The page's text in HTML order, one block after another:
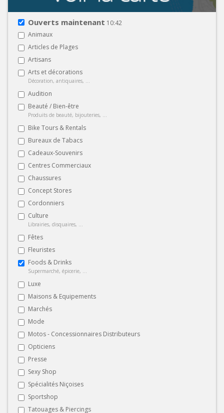
Ouverts maintenant 10:42
Animaux
Articles de Plages
Artisans
Arts et décorations
Décoration, antiquaires, ...
Audition
Beauté / Bien-être
Produits de beauté, bijouteries, ...
Bike Tours & Rentals
Bureaux de Tabacs
Cadeaux-Souvenirs
Centres Commerciaux
Chaussures
Concept Stores
Cordonniers
Culture
Librairies, disquaires, ...
Fêtes
Fleuristes
Foods & Drinks
Supermarché, épicerie, ...
Luxe
Maisons & Equipements
Marchés
Mode
Motos - Concessionnaires Distributeurs
Opticiens
Presse
Sexy Shop
Spécialités Niçoises
Sportshop
Tatouages & Piercings